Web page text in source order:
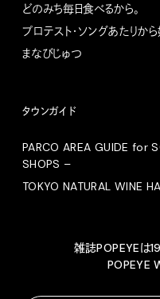
どのみち毎日食べるから。
プロテスト・ソングあたりか
まなびじゅつ
タウンガイド
PARCO AREA GUIDE for
SHOPS –
TOKYO NATURAL WINE
雑誌POPEYEは
POPEYE